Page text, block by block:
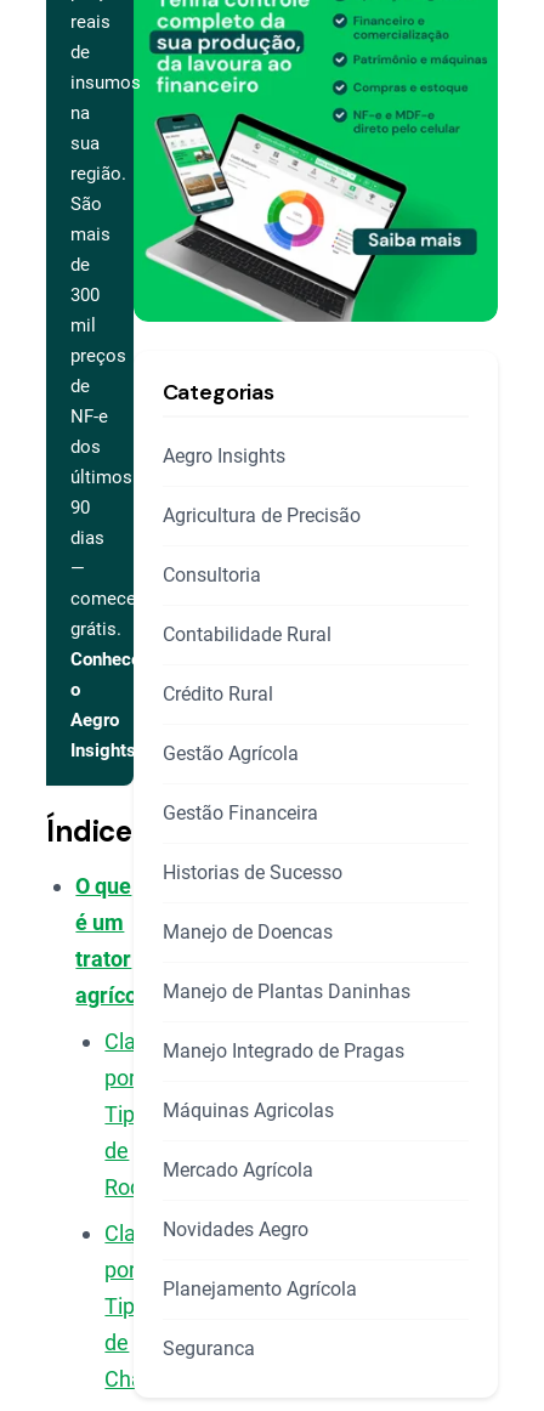
reais
de
insumos
na
sua
região.
São
mais
de
300
mil
preços
de
NF-e
dos
últimos
90
dias
—
comece
grátis.
Conhecer
o
Aegro
Insights
Índice
O que
é um
trator
agrícola?
Classificação
por
Tipo
de
Rodado
Classificação
por
Tipo
de
Chassi
Categorias
Aegro Insights
Agricultura de Precisão
Consultoria
Contabilidade Rural
Crédito Rural
Gestão Agrícola
Gestão Financeira
Historias de Sucesso
Manejo de Doencas
Manejo de Plantas Daninhas
Manejo Integrado de Pragas
Máquinas Agricolas
Mercado Agrícola
Novidades Aegro
Planejamento Agrícola
Seguranca